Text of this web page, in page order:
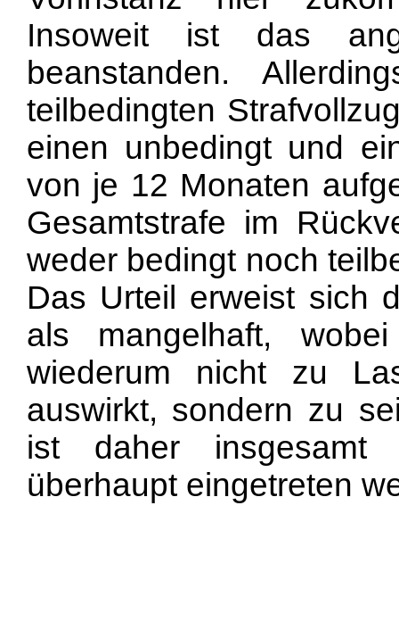
Insoweit ist das
beanstanden.
teilbedingten
einen unbedingt und
von je 12 Monaten
Gesamtstrafe im
weder bedingt noch
Das Urteil erweist sich
als mangelhaft,
wiederum nicht zu
auswirkt, sondern zu
ist daher insgesamt
überhaupt eingetreten